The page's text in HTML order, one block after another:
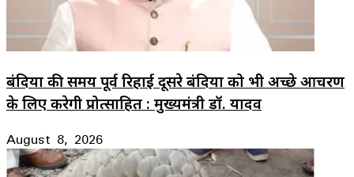
बंदियों की समय पूर्व रिहाई दूसरे बंदियों को भी अच्छे आचरण
के लिए करेगी प्रोत्साहित : मुख्यमंत्री डॉ. यादव
August 8, 2026